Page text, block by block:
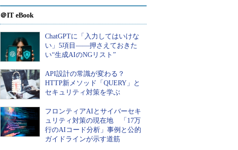
＠IT eBook
ChatGPTに「入力してはいけな
い」5項目――押さえておきた
い“生成AIのNGリスト”
API設計の常識が変わる？
HTTP新メソッド「QUERY」と
セキュリティ対策を学ぶ
フロンティアAIとサイバーセキ
ュリティ対策の現在地 「17万
行のAIコード分析」事例と公的
ガイドラインが示す道筋